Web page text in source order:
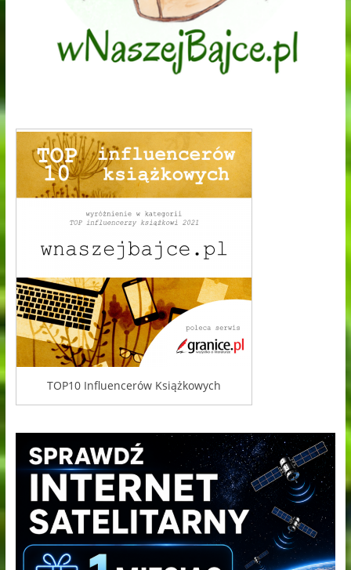
TOP10 Influencerów Książkowych